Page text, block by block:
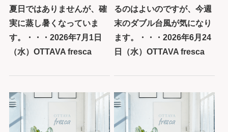
夏日ではありませんが、確
実に蒸し暑くなっていま
す。・・・2026年7月1日
（水）OTTAVA fresca
るのはよいのですが、今週
末のダブル台風が気になり
ます。・・・2026年6月24
日（水）OTTAVA fresca